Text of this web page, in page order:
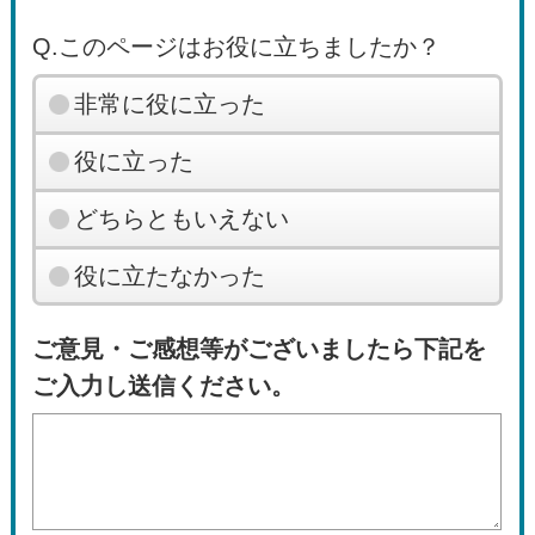
Q.このページはお役に立ちましたか？
非常に役に立った
役に立った
どちらともいえない
役に立たなかった
ご意見・ご感想等がございましたら下記を
ご入力し送信ください。